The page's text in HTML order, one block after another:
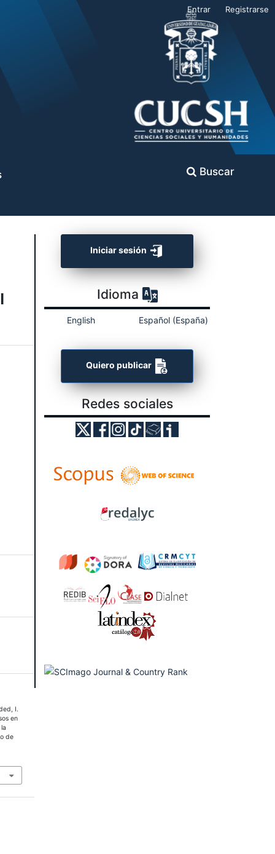
Buscar
Entrar Registrarse
I.
en
de
Iniciar sesión
Idioma
English Español (España)
Quiero publicar
Redes sociales